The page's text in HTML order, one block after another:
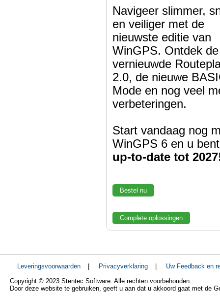
Navigeer slimmer,
en veiliger met de
nieuwste editie van
WinGPS. Ontdek de
vernieuwde
2.0, de nieuwe
Mode en nog veel
verbeteringen.
Start vandaag nog
WinGPS 6 en u bent
up-to-date tot
Bestel nu
Complete oplossingen
Leveringsvoorwaarden | Privacyverklaring |
Uw Feedback en
Copyright © 2023 Stentec Software. Alle rechten voorbehouden.
Door deze website te gebruiken, geeft u aan dat u akkoord gaat met de